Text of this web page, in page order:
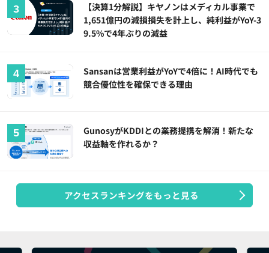
【決算1分解説】キヤノンはメディカル事業で
1,651億円の減損損失を計上し、純利益がYoY-3
9.5%で4年ぶりの減益
Sansanは営業利益がYoYで4倍に！AI時代でも
競合優位性を確保できる理由
GunosyがKDDIとの業務提携を解消！新たな
収益軸を作れるか？
アクセスランキングをもっと見る